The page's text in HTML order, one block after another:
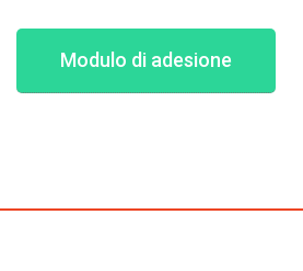
Modulo di adesione